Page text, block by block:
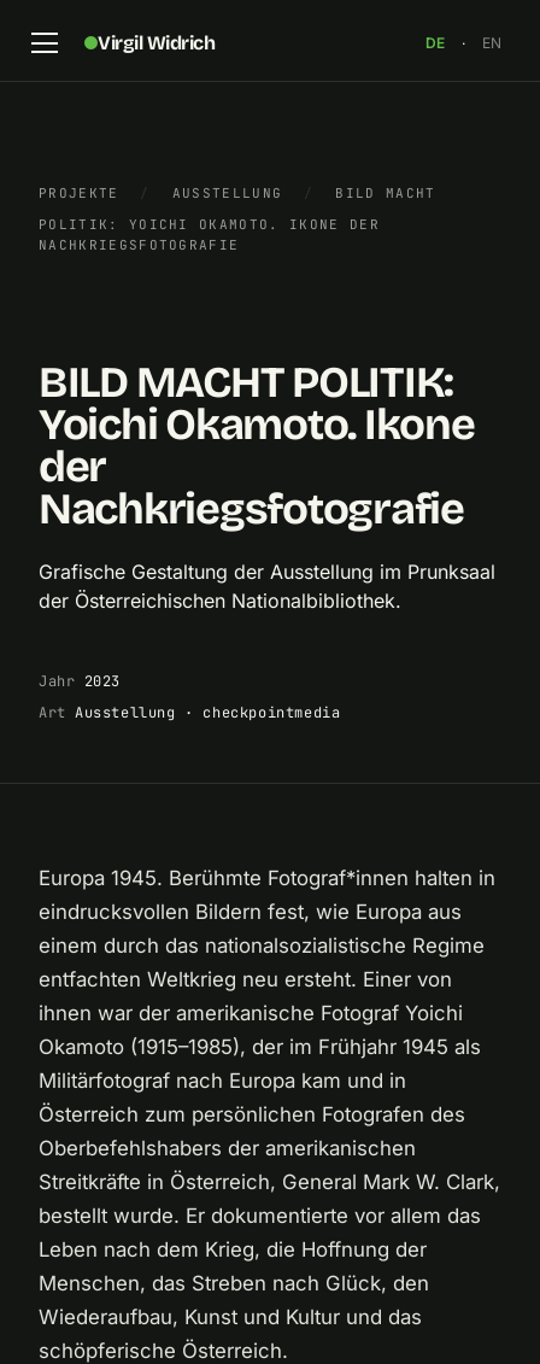
Virgil Widrich DE · EN
PROJEKTE / AUSSTELLUNG /
BILD MACHT
POLITIK: YOICHI OKAMOTO. IKONE DER
NACHKRIEGSFOTOGRAFIE
Ausstellung: „BILD MACHT POLITIK: Yoichi Okamoto.
Ikone der Nachkriegsfotografie“, Österreichische
Nationalbibliothek, Foto: Virgil Widrich, 2023
BILD MACHT POLITIK:
Yoichi Okamoto. Ikone
der
Nachkriegsfotografie
Grafische Gestaltung der Ausstellung im Prunksaal
der Österreichischen Nationalbibliothek.
Jahr 2023
Art Ausstellung · checkpointmedia
Europa 1945. Berühmte Fotograf*innen halten in
eindrucksvollen Bildern fest, wie Europa aus
einem durch das nationalsozialistische Regime
entfachten Weltkrieg neu ersteht. Einer von
ihnen war der amerikanische Fotograf Yoichi
Okamoto (1915–1985), der im Frühjahr 1945 als
Militärfotograf nach Europa kam und in
Österreich zum persönlichen Fotografen des
Oberbefehlshabers der amerikanischen
Streitkräfte in Österreich, General Mark W. Clark,
bestellt wurde. Er dokumentierte vor allem das
Leben nach dem Krieg, die Hoffnung der
Menschen, das Streben nach Glück, den
Wiederaufbau, Kunst und Kultur und das
schöpferische Österreich.